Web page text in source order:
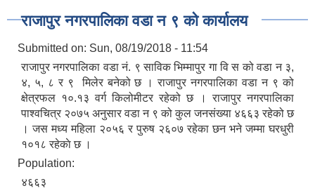
राजापुर नगरपालिका वडा न ९ को कार्यालय
Submitted on: Sun, 08/19/2018 - 11:54
राजापुर नगरपालिका वडा न‌ं. ९ साविक भिम्मापुर गा‍ वि स को वडा न ३,
४, ५, ८ र ९ मिलेर बनेको छ । राजापुर नगरपालिका वडा न‌‍‌ ९ को
क्षेत्रफल १०.१३ वर्ग किलोमीटर रहेको छ । राजापुर नगरपालिका
पाश्वचित्र २०७५ अनुसार वडा न ९ को कुल जनसंख्या ४६६३ रहेको छ
। जस मध्य महिला २०५६ र पुरुष २६०७ रहेका छन भने जम्मा घरधुरी
१०१८ रहेकाे छ ।
Population:
४६६३